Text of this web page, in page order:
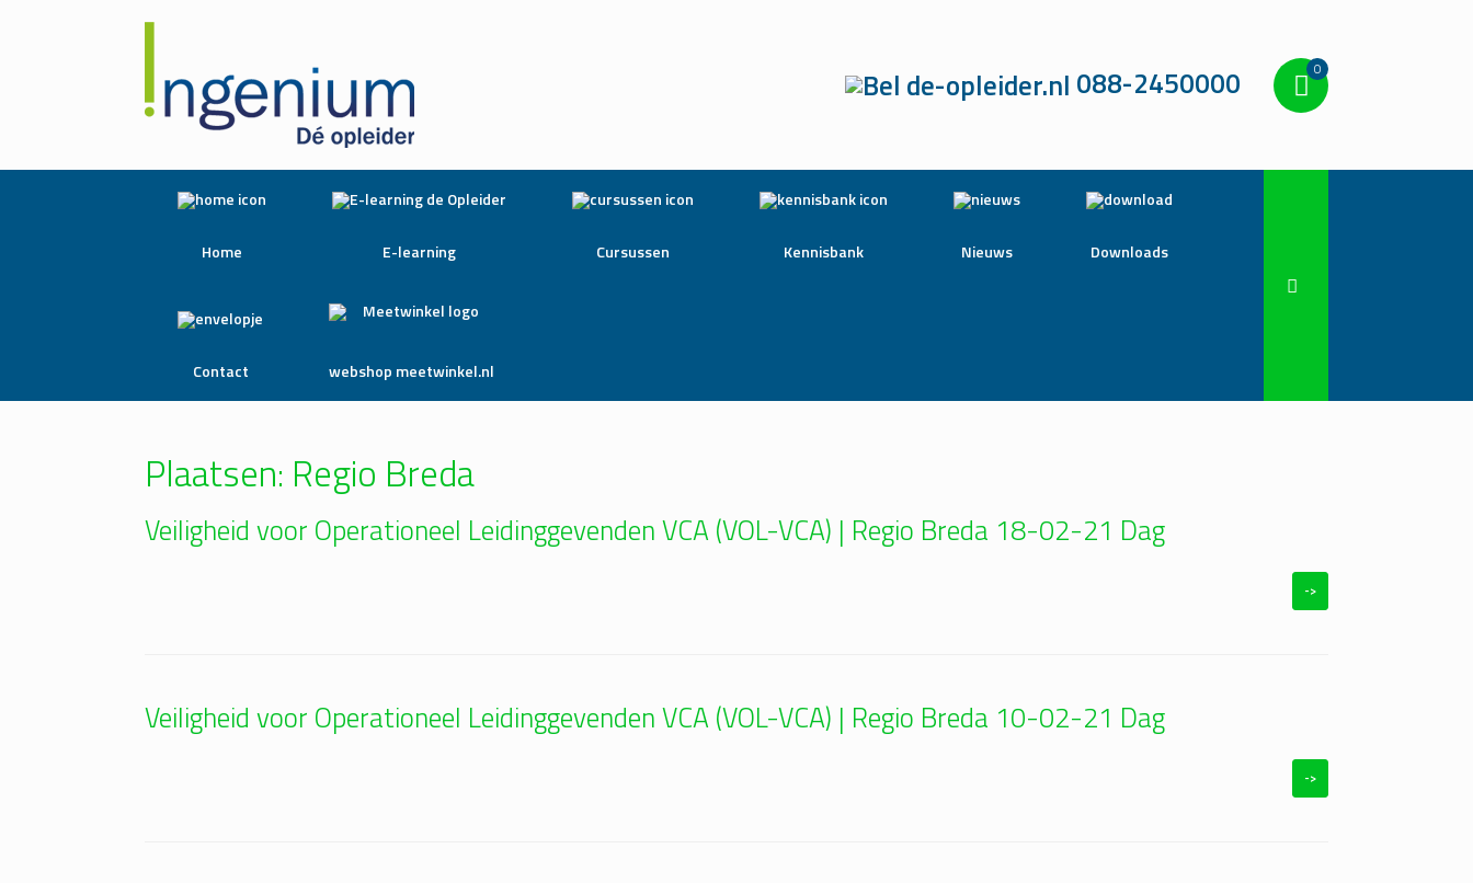
088-2450000 0
Home E-learning Cursussen Kennisbank Nieuws Downloads
Contact webshop meetwinkel.nl
Plaatsen: Regio Breda
Veiligheid voor Operationeel Leidinggevenden VCA (VOL-VCA) | Regio Breda 18-02-21 Dag
->
Veiligheid voor Operationeel Leidinggevenden VCA (VOL-VCA) | Regio Breda 10-02-21 Dag
->